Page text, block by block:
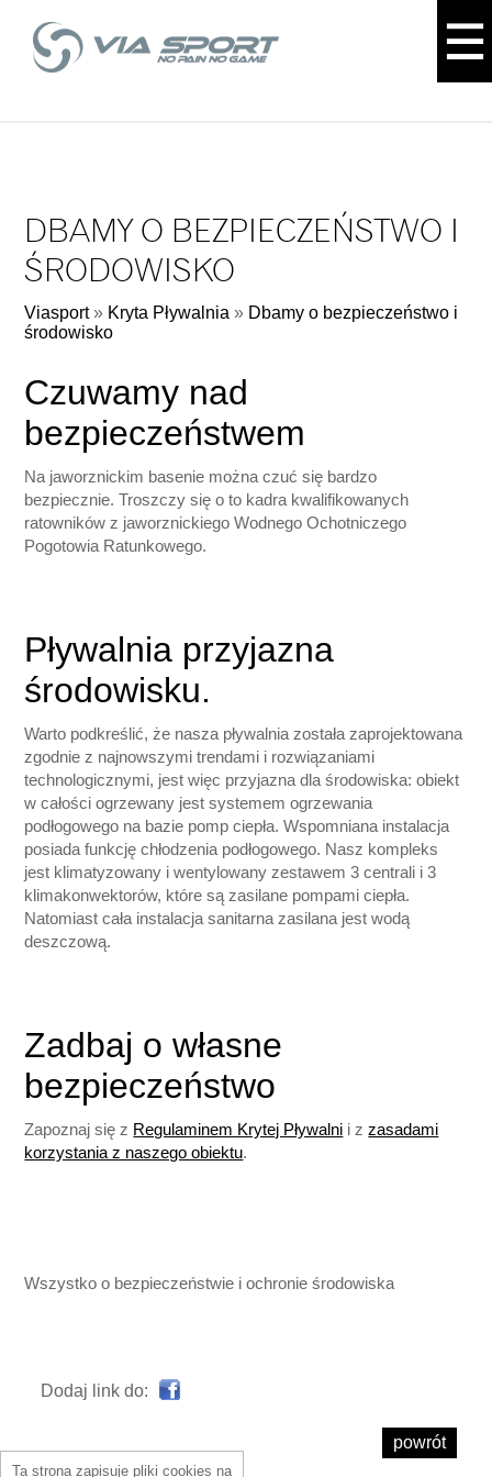
Ta strona zapisuje pliki cookies na
DBAMY O BEZPIECZEŃSTWO I
ŚRODOWISKO
Viasport» Kryta Pływalnia » Dbamy o bezpieczeństwo i
środowisko
Czuwamy nad
bezpieczeństwem
Na jaworznickim basenie można czuć się bardzo
bezpiecznie. Troszczy się o to kadra kwalifikowanych
ratowników z jaworznickiego Wodnego Ochotniczego
Pogotowia Ratunkowego.
Pływalnia przyjazna
środowisku.
Warto podkreślić, że nasza pływalnia została zaprojektowana
zgodnie z najnowszymi trendami i rozwiązaniami
technologicznymi, jest więc przyjazna dla środowiska: obiekt
w całości ogrzewany jest systemem ogrzewania
podłogowego na bazie pomp ciepła. Wspomniana instalacja
posiada funkcję chłodzenia podłogowego. Nasz kompleks
jest klimatyzowany i wentylowany zestawem 3 centrali i 3
klimakonwektorów, które są zasilane pompami ciepła.
Natomiast cała instalacja sanitarna zasilana jest wodą
deszczową.
Zadbaj o własne
bezpieczeństwo
Zapoznaj się z Regulaminem Krytej Pływalni i zzasadami
korzystania z naszego obiektu.
Wszystko o bezpieczeństwie i ochronie środowiska
Dodaj link do:
powrót